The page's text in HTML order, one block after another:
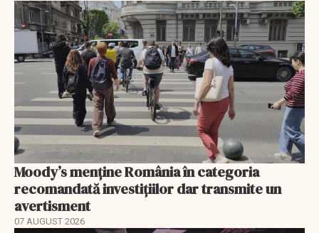
Moody’s menține România în categoria
recomandată investițiilor dar transmite un
avertisment
07 AUGUST 2026